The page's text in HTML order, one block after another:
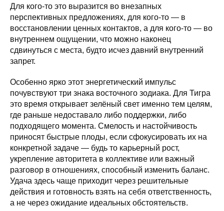
Для кого-то это выразится во внезапных
перспективных предложениях, для кого-то — в
восстановлении ценных контактов, а для кого-то — во
внутреннем ощущении, что можно наконец
сдвинуться с места, будто исчез давний внутренний
запрет.
Особенно ярко этот энергетический импульс
почувствуют три знака восточного зодиака. Для Тигра
это время открывает зелёный свет именно тем целям,
где раньше недоставало либо поддержки, либо
подходящего момента. Смелость и настойчивость
приносят быстрые плоды, если сфокусировать их на
конкретной задаче — будь то карьерный рост,
укрепление авторитета в коллективе или важный
разговор в отношениях, способный изменить баланс.
Удача здесь чаще приходит через решительные
действия и готовность взять на себя ответственность,
а не через ожидание идеальных обстоятельств.